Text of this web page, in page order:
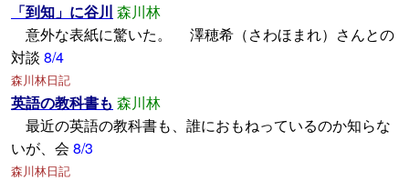
「到知」に谷川 森川林
意外な表紙に驚いた。 澤穂希（さわほまれ）さんとの
対談 8/4
森川林日記
英語の教科書も 森川林
最近の英語の教科書も、誰におもねっているのか知らな
いが、会 8/3
森川林日記